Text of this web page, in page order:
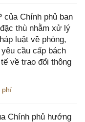
của Chính phủ ban
thù nhằm xử lý
luật về phòng,
cầu cấp bách
về trao đổi thông
phí
Chính phủ hướng